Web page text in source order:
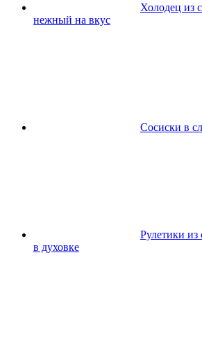
Холодец из
нежный на вкус
Сосиски в
Рулетики
в духовке